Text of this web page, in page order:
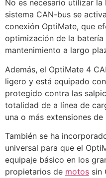
No es necesario utilizar la
sistema CAN-bus se
conexión OptiMate, que
optimización de la batería
mantenimiento a largo
Además, el OptiMate 4
ligero y está equipado
protegido contra las
totalidad de a línea de
una o más extensiones
También se ha
universal para que el
equipaje básico en los
propietarios de motos sin